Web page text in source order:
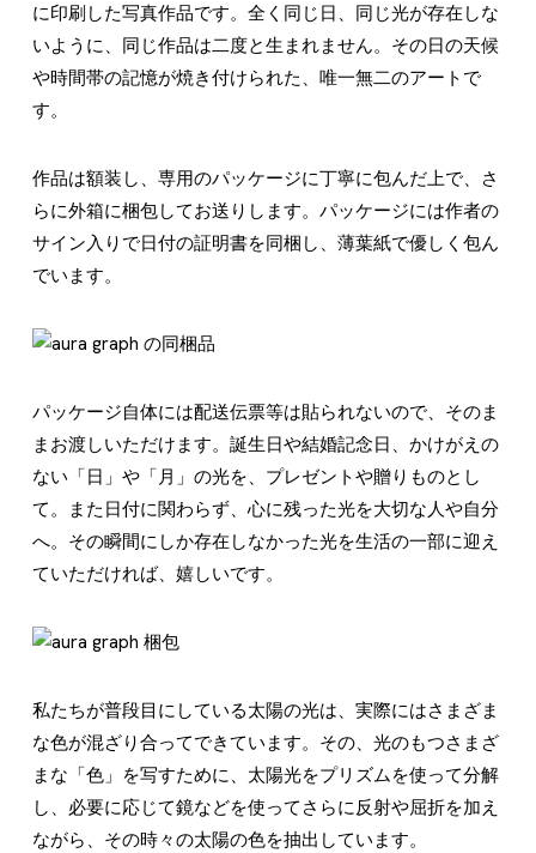
に印刷した写真作品です。全く同じ日、同じ光が存在しな
いように、同じ作品は二度と生まれません。その日の天候
や時間帯の記憶が焼き付けられた、唯一無二のアートで
す。
作品は額装し、専用のパッケージに丁寧に包んだ上で、さ
らに外箱に梱包してお送りします。パッケージには作者の
サイン入りで日付の証明書を同梱し、薄葉紙で優しく包ん
でいます。
パッケージ自体には配送伝票等は貼られないので、そのま
まお渡しいただけます。誕生日や結婚記念日、かけがえの
ない「日」や「月」の光を、プレゼントや贈りものとし
て。また日付に関わらず、心に残った光を大切な人や自分
へ。その瞬間にしか存在しなかった光を生活の一部に迎え
ていただければ、嬉しいです。
私たちが普段目にしている太陽の光は、実際にはさまざま
な色が混ざり合ってできています。その、光のもつさまざ
まな「色」を写すために、太陽光をプリズムを使って分解
し、必要に応じて鏡などを使ってさらに反射や屈折を加え
ながら、その時々の太陽の色を抽出しています。